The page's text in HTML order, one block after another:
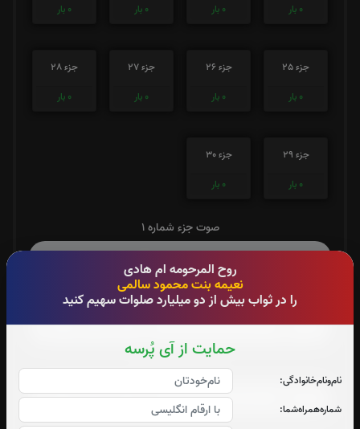
روح المرحومه ام هادی
نعیمه بنت محمود سالمی
را در ثواب بیش از دو میلیارد صلوات سهیم کنید
حمایت از آی پُرسه
نام‌و‌نام‌خانوادگی:
شماره‌همراه‌شما:
0 بار
0 بار
0 بار
0 بار
جزء 25
0 بار
جزء 26
0 بار
جزء 27
0 بار
جزء 28
0 بار
جزء 29
0 بار
جزء 30
0 بار
صوت جزء شماره 1
صوت جزء شماره 2
صوت جزء شماره 3